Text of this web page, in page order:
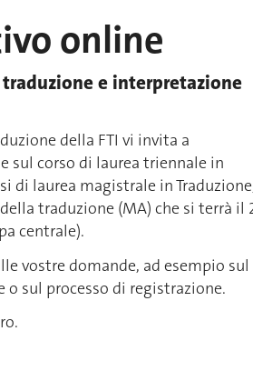
online
e interpretazione
della FTI vi invita a
sul corso di laurea triennale in
di laurea magistrale in
traduzione (MA) che si terrà il
centrale).
vostre domande, ad esempio sul
sul processo di registrazione.